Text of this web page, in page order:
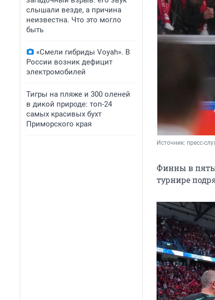
слышали везде, а причина
неизвестна. Что это могло
быть
«Смели гибриды Voyah». В
России возник дефицит
электромобилей
Тигры на пляже и 300 оленей
в дикой природе: топ-24
самых красивых бухт
Приморского края
Источник: пресс-
Финны в
турнире